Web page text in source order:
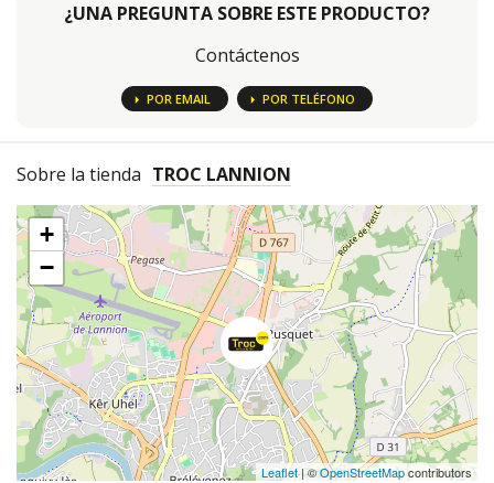
¿UNA PREGUNTA SOBRE ESTE PRODUCTO?
Contáctenos
POR EMAIL POR TELÉFONO
Sobre la tienda TROC LANNION
+
−
Leaflet| ©OpenStreetMapcontributors